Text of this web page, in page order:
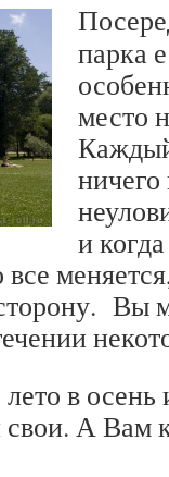
парка
место
и
Вы
в осень
А Вам